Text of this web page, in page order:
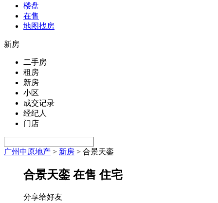
楼盘
在售
地图找房
新房
二手房
租房
新房
小区
成交记录
经纪人
门店
广州中原地产 > 新房 > 合景天銮
合景天銮 在售 住宅
分享给好友